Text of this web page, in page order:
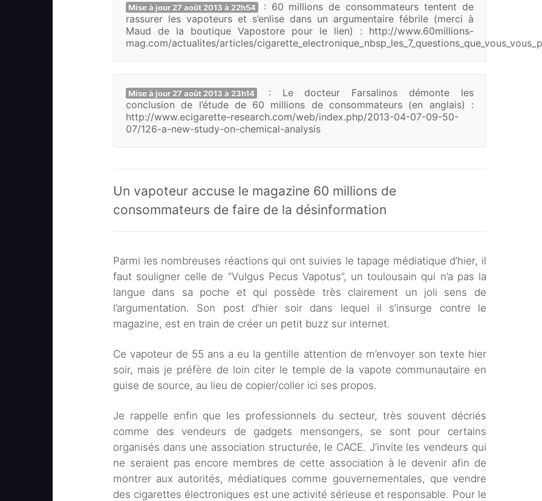
Mise à jour 27 août 2013 à 22h54
: 60 millions de consommateurs tentent de
rassurer les vapoteurs et s’enlise dans un argumentaire fébrile (merci à
Maud de la boutique Vapostore pour le lien) : http://www.60millions-
mag.com/actualites/articles/
Mise à jour 27 août 2013 à 23h14
: Le docteur Farsalinos démonte les
conclusion de l’étude de 60 millions de consommateurs (en anglais) :
http://www.ecigarette-research.com/web/index.php/2013-04-07-09-50-
07/126-a-new-study-on-chemical-analysis
Un vapoteur accuse le magazine 60 millions de
consommateurs de faire de la désinformation
Parmi les nombreuses réactions qui ont suivies le tapage médiatique d’hier, il
faut souligner celle de “Vulgus Pecus Vapotus”, un toulousain qui n’a pas la
langue dans sa poche et qui possède très clairement un joli sens de
l’argumentation. Son post d’hier soir dans lequel il s’insurge contre le
magazine, est en train de créer un petit buzz sur internet.
Ce vapoteur de 55 ans a eu la gentille attention de m’envoyer son texte hier
soir, mais je préfère de loin citer le temple de la vapote communautaire en
guise de source, au lieu de copier/coller ici ses propos.
Je rappelle enfin que les professionnels du secteur, très souvent décriés
comme des vendeurs de gadgets mensongers, se sont pour certains
organisés dans une association structurée, le CACE. J’invite les vendeurs qui
ne seraient pas encore membres de cette association à le devenir afin de
montrer aux autorités, médiatiques comme gouvernementales, que vendre
des cigarettes électroniques est une activité sérieuse et responsable. Pour le